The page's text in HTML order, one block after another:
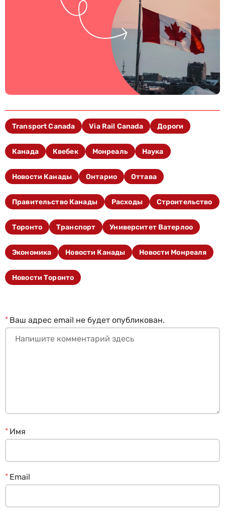
Transport Canada Via Rail Canada Дороги
Канада Квебек Монреаль Наука
Новости Канады Онтарио Оттава
Правительство Канады Расходы Строительство
Торонто Транспорт Университет Ватерлоо
Экономика Новости Канады Новости Монреаля
Новости Торонто
Ваш адрес email не будет опубликован.
*
Имя
*
Email
*